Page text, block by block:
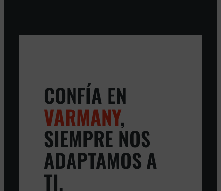
CONFÍA EN
VARMANY,
SIEMPRE NOS
ADAPTAMOS A
TI.